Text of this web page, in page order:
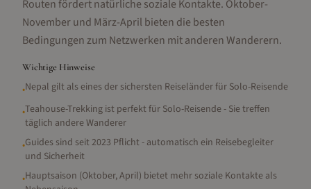
Routen fördert natürliche soziale Kontakte. Oktober-
November und März-April bieten die besten
Bedingungen zum Netzwerken mit anderen Wanderern.
Wichtige Hinweise
•Nepal gilt als eines der sichersten Reiseländer für Solo-Reisende
•Teahouse-Trekking ist perfekt für Solo-Reisende - Sie treffen
täglich andere Wanderer
•Guides sind seit 2023 Pflicht - automatisch ein Reisebegleiter
und Sicherheit
•Hauptsaison (Oktober, April) bietet mehr soziale Kontakte als